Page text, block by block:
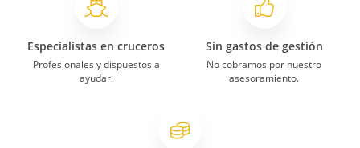
Especialistas en cruceros
Profesionales y dispuestos a
ayudar.
Sin gastos de gestión
No cobramos por nuestro
asesoramiento.